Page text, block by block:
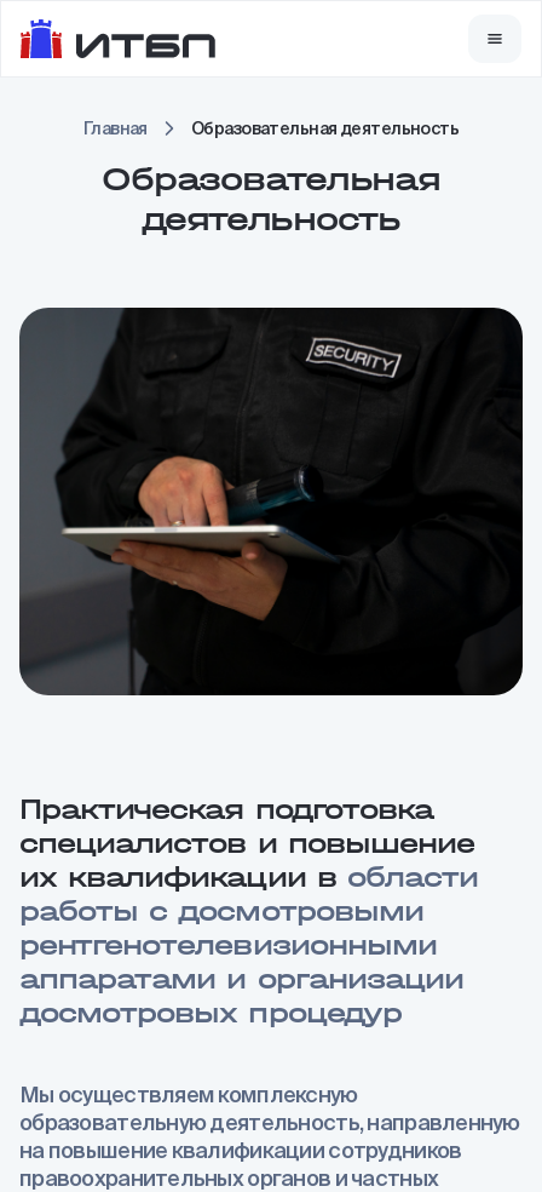
Главная Образовательная деятельность
Образовательная
деятельность
Практическая подготовка
специалистов и повышение
их квалификации в области
работы с досмотровыми
рентгенотелевизионными
аппаратами и организации
досмотровых процедур
Мы осуществляем комплексную
образовательную деятельность, направленную
на повышение квалификации сотрудников
правоохранительных органов и частных